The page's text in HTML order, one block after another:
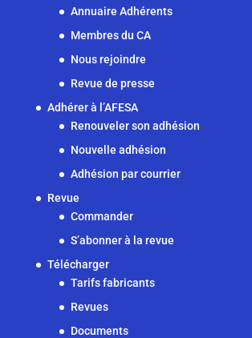
Annuaire Adhérents
Membres du CA
Nous rejoindre
Revue de presse
Adhérer à l’AFESA
Renouveler son adhésion
Nouvelle adhésion
Adhésion par courrier
Revue
Commander
S’abonner à la revue
Télécharger
Tarifs fabricants
Revues
Documents